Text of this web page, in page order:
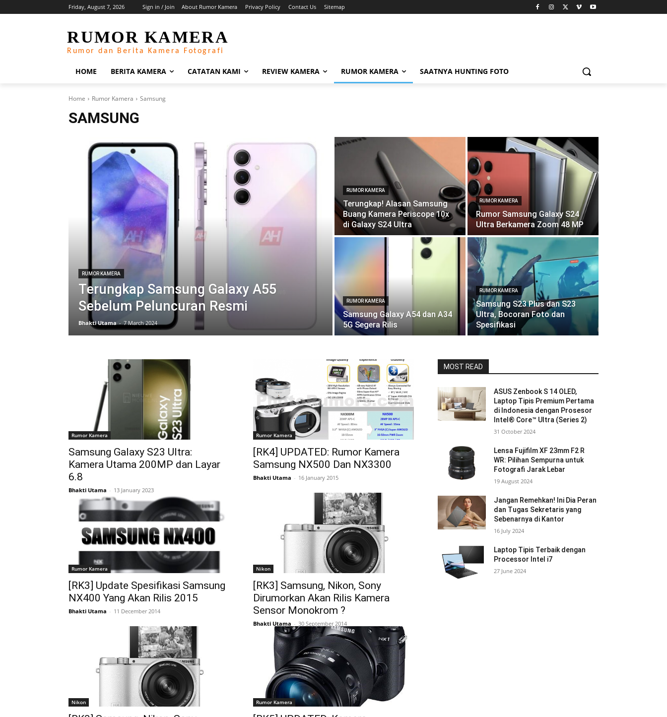
Friday, August 7, 2026 Sign in / Join About Rumor Kamera Privacy Policy Contact Us Sitemap
RUMOR KAMERA
Rumor dan Berita Kamera Fotografi
HOME BERITA KAMERA CATATAN KAMI REVIEW KAMERA RUMOR KAMERA SAATNYA HUNTING FOTO
Home Rumor Kamera Samsung
SAMSUNG
RUMOR KAMERA
Terungkap Samsung Galaxy A55
Sebelum Peluncuran Resmi
Bhakti Utama - 7 March 2024
RUMOR KAMERA
Terungkap! Alasan Samsung
Buang Kamera Periscope 10x
di Galaxy S24 Ultra
RUMOR KAMERA
Rumor Samsung Galaxy S24
Ultra Berkamera Zoom 48 MP
RUMOR KAMERA
Samsung Galaxy A54 dan A34
5G Segera Rilis
RUMOR KAMERA
Samsung S23 Plus dan S23
Ultra, Bocoran Foto dan
Spesifikasi
Rumor Kamera
Samsung Galaxy S23 Ultra:
Kamera Utama 200MP dan Layar
6.8
Bhakti Utama - 13 January 2023
Rumor Kamera
[RK4] UPDATED: Rumor Kamera
Samsung NX500 Dan NX3300
Bhakti Utama - 16 January 2015
Rumor Kamera
[RK3] Update Spesifikasi Samsung
NX400 Yang Akan Rilis 2015
Bhakti Utama - 11 December 2014
Nikon
[RK3] Samsung, Nikon, Sony
Dirumorkan Akan Rilis Kamera
Sensor Monokrom ?
Bhakti Utama - 30 September 2014
Nikon Rumor Kamera
MOST READ
ASUS Zenbook S 14 OLED,
Laptop Tipis Premium Pertama
di Indonesia dengan Prosesor
Intel® Core™ Ultra (Series 2)
31 October 2024
Lensa Fujifilm XF 23mm F2 R
WR: Pilihan Sempurna untuk
Fotografi Jarak Lebar
19 August 2024
Jangan Remehkan! Ini Dia Peran
dan Tugas Sekretaris yang
Sebenarnya di Kantor
16 July 2024
Laptop Tipis Terbaik dengan
Processor Intel i7
27 June 2024